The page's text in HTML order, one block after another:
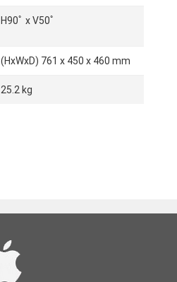
H90ﾟ x V50ﾟ
(HxWxD) 761 x 450 x 460 mm
25.2 kg